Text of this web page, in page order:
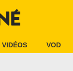
VIDÉOS VOD